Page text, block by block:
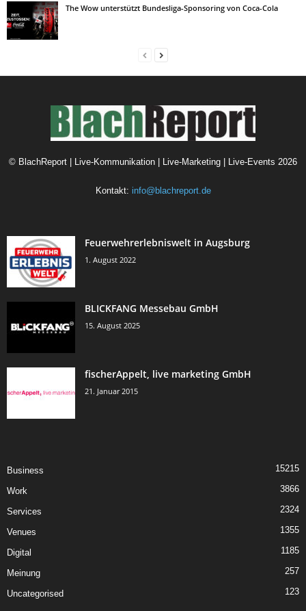
The Wow unterstützt Bundesliga-Sponsoring von Coca-Cola
© BlachReport | Live-Kommunikation | Live-Marketing | Live-Events 2026
Kontakt: info@blachreport.de
Feuerwehrerlebniswelt in Augsburg
1. August 2022
BLICKFANG Messebau GmbH
15. August 2025
fischerAppelt, live marketing GmbH
21. Januar 2015
Business 15215
Work 3866
Services 2324
Venues 1355
Digital 1185
Meinung 257
Uncategorised 123